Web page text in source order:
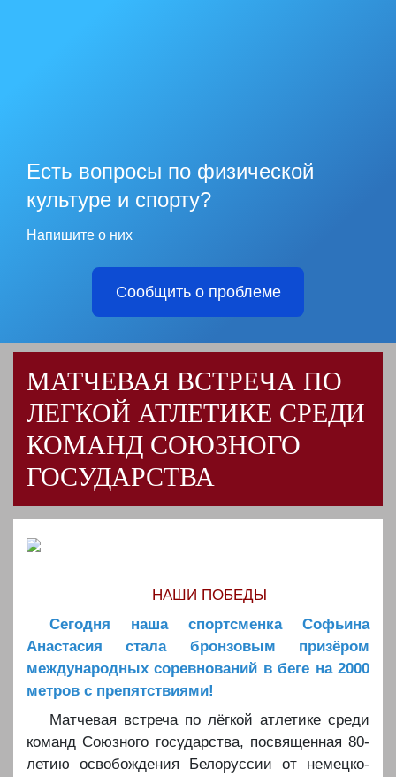
Есть вопросы по физической
культуре и спорту?
Напишите о них
Сообщить о проблеме
МАТЧЕВАЯ ВСТРЕЧА ПО
ЛЕГКОЙ АТЛЕТИКЕ СРЕДИ
КОМАНД СОЮЗНОГО
ГОСУДАРСТВА
НАШИ ПОБЕДЫ
Сегодня наша спортсменка Софьина
Анастасия стала бронзовым призёром
международных соревнований в беге на 2000
метров с препятствиями!
Матчевая встреча по лёгкой атлетике среди
команд Союзного государства, посвященная 80-
летию освобождения Белоруссии от немецко-